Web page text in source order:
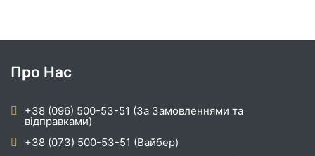
Про Нас
+38 (096) 500-53-51 (За Замовленнями та
відправками)
+38 (073) 500-53-51 (Вайбер)